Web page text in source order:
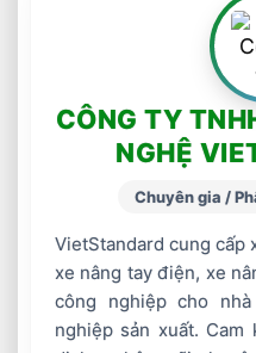
CÔNG TY
NGHỆ
Chuyên gia /
VietStandard cung cấp
xe nâng tay điện, xe
công nghiệp cho
nghiệp sản xuất. Cam